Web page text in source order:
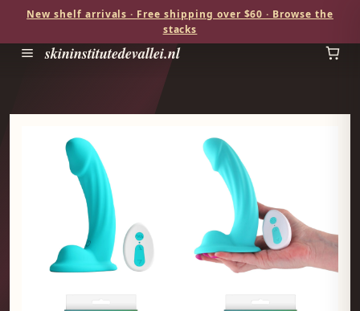
New shelf arrivals · Free shipping over $60 · Browse the
stacks
skininstitutedevallei.nl